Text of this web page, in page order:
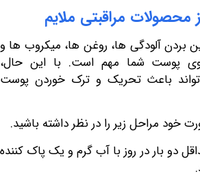
ها، روغن ها، میکروب ها و
شما مهم است. با این حال،
تحریک و ترک خوردن پوست
زیر را در نظر داشته باشید.
در روز با آب گرم و یک پاک کننده